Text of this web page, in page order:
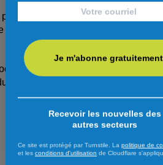
Pour l’instant, à court
ça fonctionne bien. Après on
années mettre en place
spectre de l’autisme.
Je m'abonne gratuitement
Recevoir les nouvelles des
autres secteurs
Ce site est protégé par Turnstile. La politique de
et les conditions d'utilisation de Cloudflare